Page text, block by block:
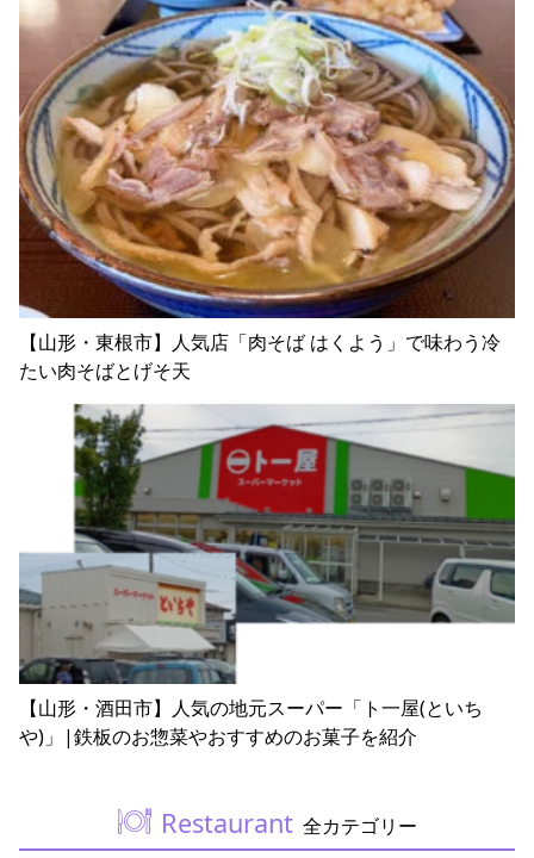
【山形・東根市】人気店「肉そば はくよう」で味わう冷
たい肉そばとげそ天
【山形・酒田市】人気の地元スーパー「ト一屋(といち
や)」|鉄板のお惣菜やおすすめのお菓子を紹介
Restaurant 全カテゴリー